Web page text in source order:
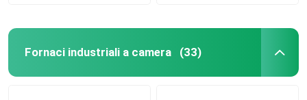
Fornaci industriali a camera (33)